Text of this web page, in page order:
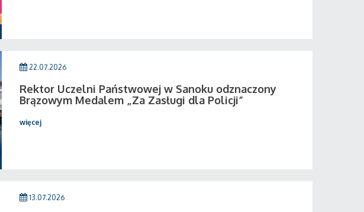
22.07.2026
Rektor Uczelni Państwowej w Sanoku odznaczony
Brązowym Medalem „Za Zasługi dla Policji”
więcej
13.07.2026